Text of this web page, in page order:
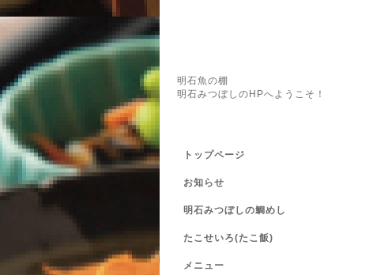
明石魚の棚
明石みつぼしのHPへようこそ！
トップページ
お知らせ
明石みつぼしの鯛めし
たこせいろ(たこ飯)
メニュー